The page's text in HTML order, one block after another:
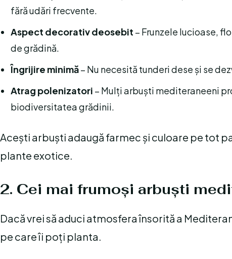
fără udări frecvente.
Aspect decorativ deosebit – Frunzele lucioase,
de grădină.
Îngrijire minimă– Nu necesită tunderi dese și se
Atrag polenizatori – Mulți arbuști mediteraneeni
biodiversitatea grădinii.
Acești arbuști adaugă farmec și culoare pe tot
plante exotice.
2. Cei mai frumoși arbuști
Dacă vrei să aduci atmosfera însorită a
pe care îi poți planta.